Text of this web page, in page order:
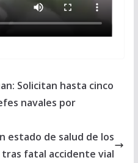
Solicitan hasta cinco
navales por
estado de salud de los
fatal accidente vial